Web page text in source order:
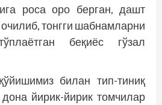
роса оро берган, дашт
тонгги шабнамларни
беқиёс гўзал
билан тип-тиниқ
йирик-йирик томчилар